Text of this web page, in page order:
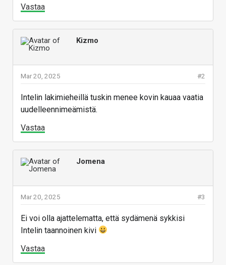
Vastaa
Kizmo
#2
Mar 20, 2025
Intelin lakimieheillä tuskin menee kovin kauaa vaatia
uudelleennimeämistä.
Vastaa
Jomena
#3
Mar 20, 2025
Ei voi olla ajattelematta, että sydämenä sykkisi
Intelin taannoinen kivi
Vastaa